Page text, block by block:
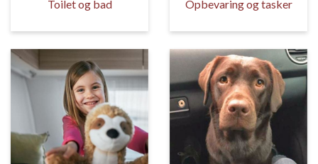
Toilet og bad Opbevaring og tasker